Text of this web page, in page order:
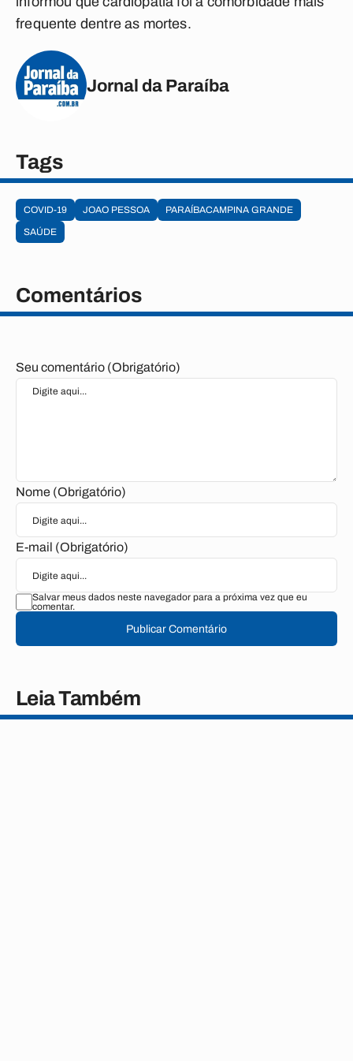
frequente dentre as mortes.
Jornal da Paraíba
Tags
COVID-19 JOAO PESSOA
PARAÍBACAMPINA GRANDE
SAÚDE
Comentários
Seu comentário (Obrigatório)
Nome (Obrigatório)
E-mail (Obrigatório)
Salvar meus dados neste navegador para a próxima vez que eu
comentar.
Publicar Comentário
Leia Também